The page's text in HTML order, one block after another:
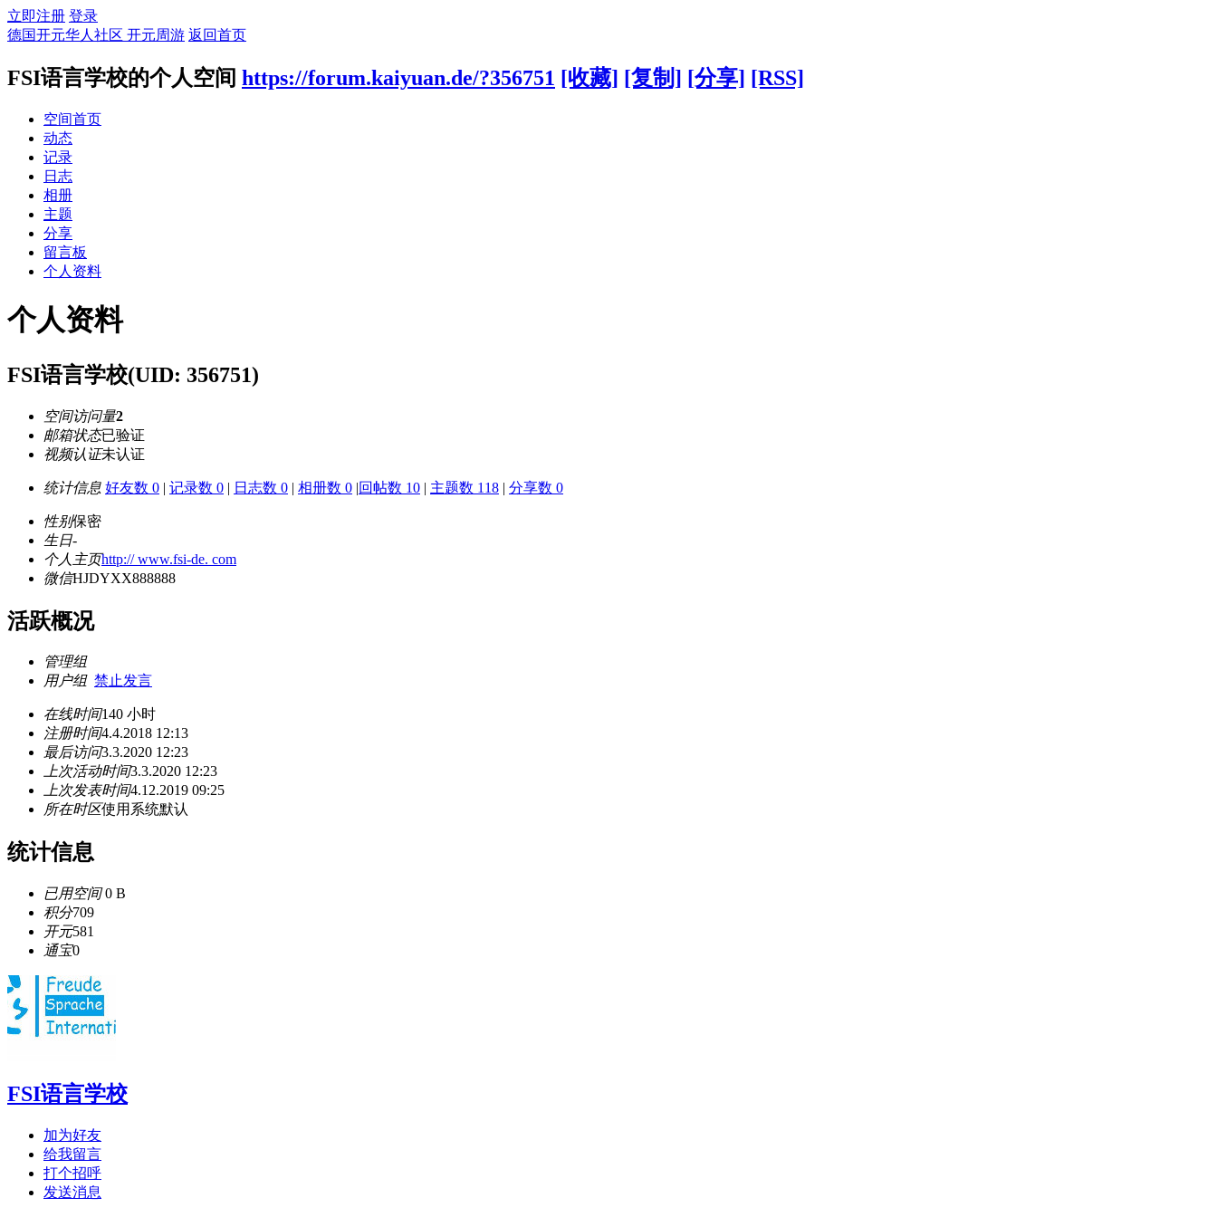
立即注册 登录
德国开元华人社区 开元周游 返回首页
FSI语言学校的个人空间 https://forum.kaiyuan.de/?356751 [收藏] [复制] [分享] [RSS]
空间首页
动态
记录
日志
相册
主题
分享
留言板
个人资料
个人资料
FSI语言学校(UID: 356751)
空间访问量2
邮箱状态已验证
视频认证未认证
统计信息 好友数 0 | 记录数 0 | 日志数 0 | 相册数 0 |回帖数 10 | 主题数 118 | 分享数 0
性别保密
生日-
个人主页http:// www.fsi-de. com
微信HJDYXX888888
活跃概况
管理组
用户组 禁止发言
在线时间140 小时
注册时间4.4.2018 12:13
最后访问3.3.2020 12:23
上次活动时间3.3.2020 12:23
上次发表时间4.12.2019 09:25
所在时区使用系统默认
统计信息
已用空间0 B
积分709
开元581
通宝0
FSI语言学校
加为好友
给我留言
打个招呼
发送消息